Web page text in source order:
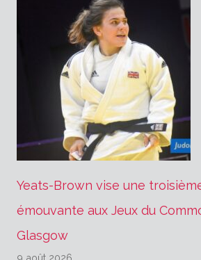
Yeats-Brown vise une
émouvante aux Jeux du
Glasgow
9 août 2026